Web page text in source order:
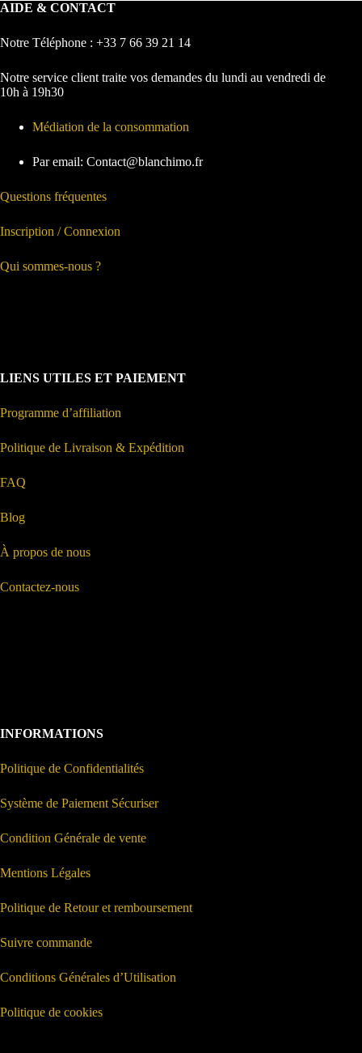
AIDE & CONTACT
Notre Téléphone : +33 7 66 39 21 14
Notre service client traite vos demandes du lundi au vendredi de
10h à 19h30
Médiation de la consommation
Par email: Contact@blanchimo.fr
Questions fréquentes
Inscription / Connexion
Qui sommes-nous ?
LIENS UTILES ET PAIEMENT
Programme d’affiliation
Politique de Livraison & Expédition
FAQ
Blog
À propos de nous
Contactez-nous
INFORMATIONS
Politique de Confidentialités
Système de Paiement Sécuriser
Condition Générale de vente
Mentions Légales
Politique de Retour et remboursement
Suivre commande
Conditions Générales d’Utilisation
Politique de cookies